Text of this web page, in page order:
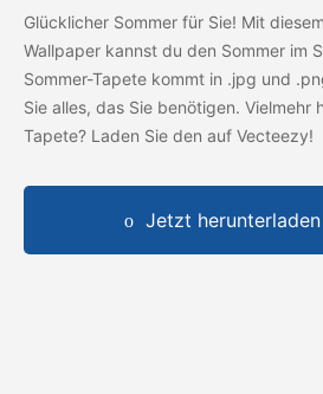
Glücklicher Sommer für Sie! Mit
Wallpaper kannst du den Sommer im
Sommer-Tapete kommt in .jpg und
Sie alles, das Sie benötigen. Vielmehr
Tapete? Laden Sie den auf Vecteezy!
Jetzt